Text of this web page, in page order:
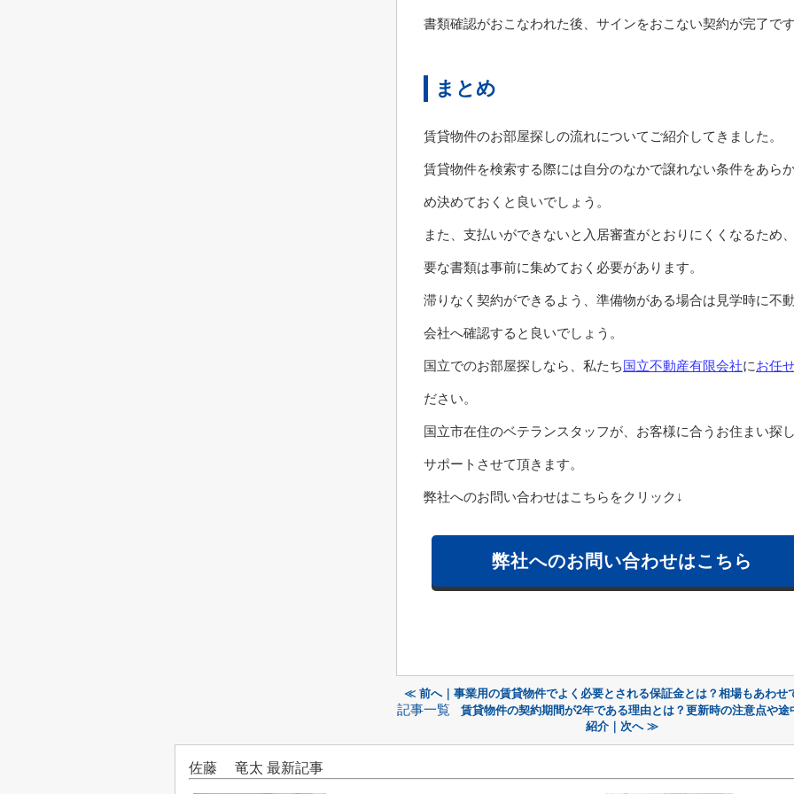
書類確認がおこなわれた後、サインをおこない契約が完了です
まとめ
賃貸物件のお部屋探しの流れについてご紹介してきました。
賃貸物件を検索する際には自分のなかで譲れない条件をあら
め決めておくと良いでしょう。
また、支払いができないと入居審査がとおりにくくなるため
要な書類は事前に集めておく必要があります。
滞りなく契約ができるよう、準備物がある場合は見学時に不
会社へ確認すると良いでしょう。
国立でのお部屋探しなら、私たち国立不動産有限会社にお任
ださい。
国立市在住のベテランスタッフが、お客様に合うお住まい探
サポートさせて頂きます。
弊社へのお問い合わせはこちらをクリック↓
弊社へのお問い合わせはこちら
≪ 前へ｜事業用の賃貸物件でよく必要とされる保証金とは？相場もあわせ
記事一覧
賃貸物件の契約期間が2年である理由とは？更新時の注意点や途
紹介｜次へ ≫
佐藤 竜太 最新記事